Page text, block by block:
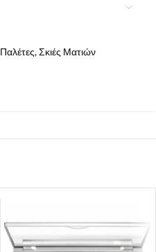
Παλέτες,Σκιές Ματιών